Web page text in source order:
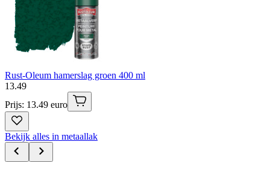
Rust-Oleum hamerslag groen 400 ml
13.49
Prijs: 13.49 euro
Bekijk alles in metaallak